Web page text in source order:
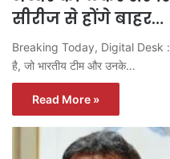
सीरीज से होंगे बाहर…
Breaking Today, Digital Desk :
है, जो भारतीय टीम और उनके…
Read More »